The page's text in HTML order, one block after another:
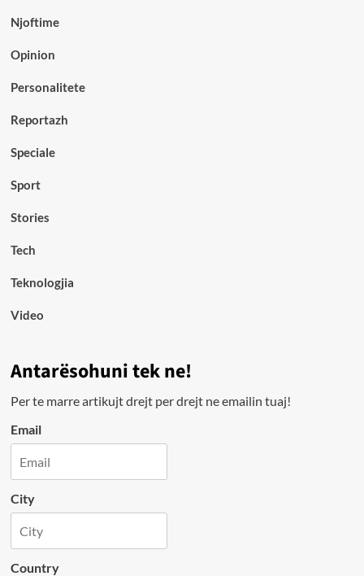
Njoftime
Opinion
Personalitete
Reportazh
Speciale
Sport
Stories
Tech
Teknologjia
Video
Antarësohuni tek ne!
Per te marre artikujt drejt per drejt ne emailin tuaj!
Email
City
Country